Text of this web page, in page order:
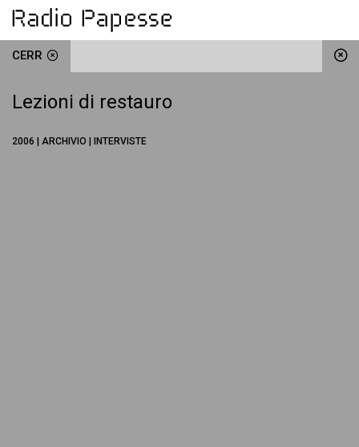
CERR
Lezioni di restauro
2006 | ARCHIVIO | INTERVISTE